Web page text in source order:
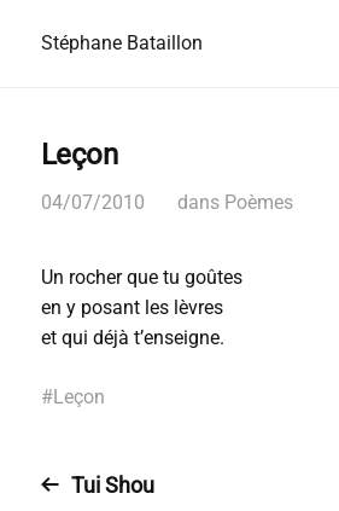
Stéphane Bataillon
Leçon
04/07/2010 dans Poèmes
Un rocher que tu goûtes
en y posant les lèvres
et qui déjà t’enseigne.
#Leçon
Tui Shou